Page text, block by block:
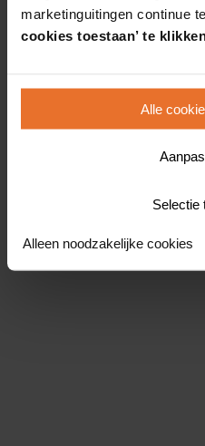
marketinguitingen continue
cookies toestaan’ te
Alle
Selectie
Alleen noodzakelijke cookies